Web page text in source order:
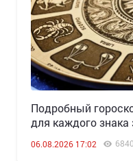
Подробный
для каждого знака
06.08.2026 17:02 6840